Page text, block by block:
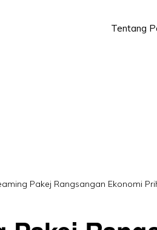
Tentang
Pakej Rangsangan Ekonomi